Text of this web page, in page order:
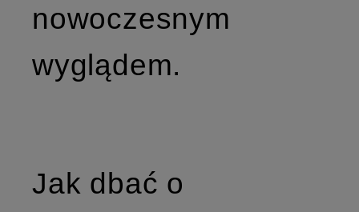
nowoczesnym
wyglądem.
Jak dbać o